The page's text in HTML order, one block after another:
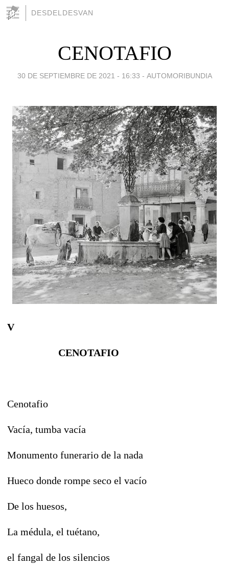
DESDELDESVAN
CENOTAFIO
30 DE SEPTIEMBRE DE 2021 - 16:33 - AUTOMORIBUNDIA
V
CENOTAFIO
Cenotafio
Vacía, tumba vacía
Monumento funerario de la nada
Hueco donde rompe seco el vacío
De los huesos,
La médula, el tuétano,
el fangal de los silencios